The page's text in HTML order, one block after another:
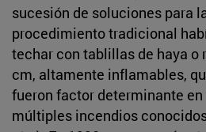
sucesión de soluciones para
procedimiento tradicional
techar con tablillas de haya o
cm, altamente inflamables,
fueron factor determinante
múltiples incendios